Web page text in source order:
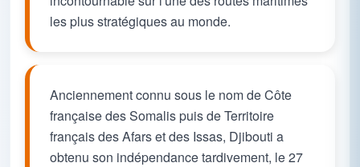
les plus stratégiques au monde.
Anciennement connu sous le nom de Côte
française des Somalis puis de Territoire
français des Afars et des Issas, Djibouti a
obtenu son indépendance tardivement, le 27